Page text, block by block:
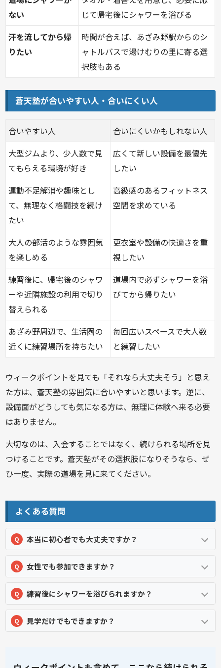
ない
じて帰宅後にシャワーを浴びる
汗を流してから帰
りたい
時間が合えば、あざみ野駅からのシ
ャトルバスで湯けむりの里に寄る選
択肢もある
蒼天塾が合いやすい人・合いにくい人
合いやすい人
合いにくいかもしれない人
大型ジムより、少人数で見
てもらえる環境が好き
広くて新しい設備を最優先
したい
運動不足解消や趣味とし
て、無理なく格闘技を続け
たい
高級感のあるフィットネス
空間を求めている
大人の部活のような雰囲気
を楽しめる
更衣室や設備の快適さを重
視したい
練習後に、帰宅後のシャワ
ーや近隣施設の利用で切り
替えられる
道場内で必ずシャワーを浴
びてから帰りたい
あざみ野周辺で、生活圏の
近くに練習場所を持ちたい
毎回広いスペースで大人数
と練習したい
ウィークポイントを見ても「それなら大丈夫そう」と思え
た方は、蒼天塾の雰囲気に合いやすいと思います。逆に、
設備面がどうしても気になる方は、無理に体験へ来る必要
はありません。
大切なのは、入会することではなく、続けられる場所を見
つけることです。蒼天塾がその選択肢になりそうなら、ぜ
ひ一度、実際の道場を見に来てください。
よくある質問
本当に初心者でも大丈夫ですか？
女性でも参加できますか？
練習後にシャワーを浴びられますか？
見学だけでもできますか？